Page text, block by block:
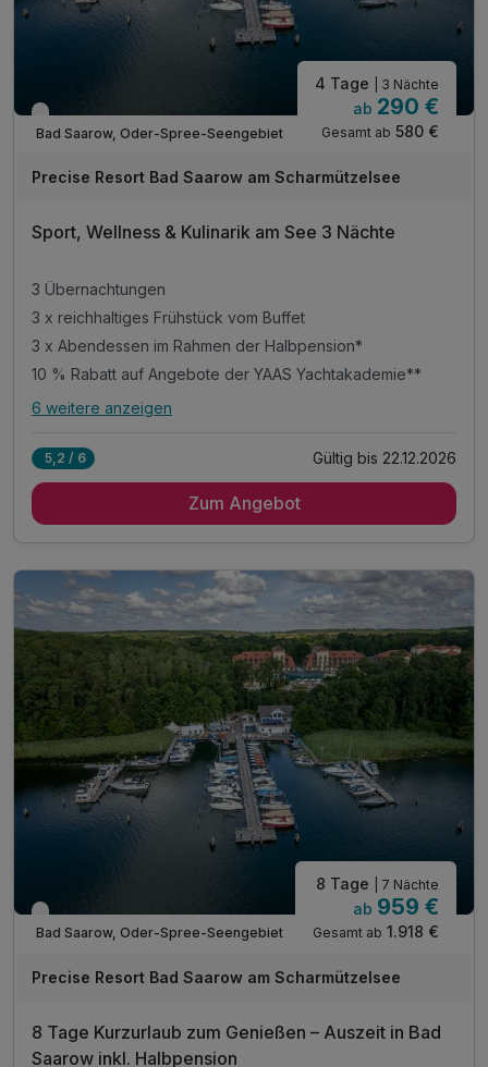
Verfügbar bis Dezember
Bad Saarow, Oder-Spree-Seengebiet
4 Tage | 3 Nächte
ab 290 €
Gesamt ab 580 €
Precise Resort Bad Saarow am Scharmützelsee
Sport, Wellness & Kulinarik am See 3 Nächte
3 Übernachtungen
3 x reichhaltiges Frühstück vom Buffet
3 x Abendessen im Rahmen der Halbpension*
10 % Rabatt auf Angebote der YAAS Yachtakademie**
Alle Inklusivleistungen
3 x reichhaltiges Frühstück vom Buffet
10% auf Wellness- & SPA Anwendungen**
freie Nutzung des Wellness- & Fitnessbereichsfreie
Aktivitätenprogramm vor Ort inklusive
WLAN im gesamten Hotel
Leihbademantel bei Anreise auf dem Zimmer
Informationsmaterial für Ausflüge am Hotelempfang
6 weitere anzeigen
5,2 / 6 Gültig bis 22.12.2026
Zum Angebot
Verfügbar bis Dezember
Bad Saarow, Oder-Spree-Seengebiet
8 Tage | 7 Nächte
ab 959 €
Gesamt ab 1.918 €
Precise Resort Bad Saarow am Scharmützelsee
8 Tage Kurzurlaub zum Genießen – Auszeit in Bad
Saarow inkl. Halbpension